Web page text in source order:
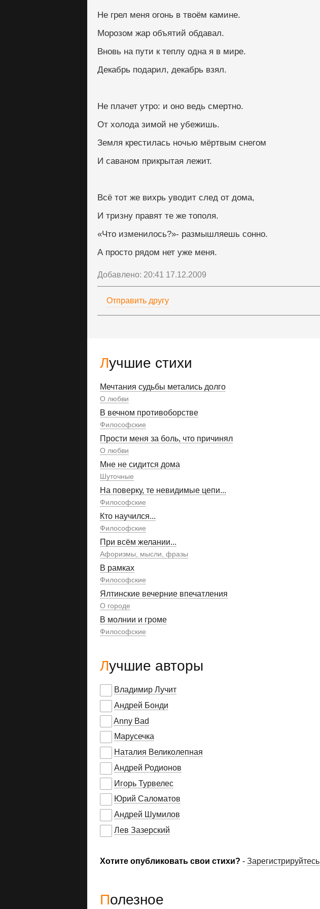
Лучшие стихи
Мечтания судьбы метались долго
О любви
В вечном противоборстве
Философские
Прости меня за боль, что причинял
О любви
Мне не сидится дома
Шуточные
На поверку, те невидимые цепи...
Философские
Кто научился...
Философские
При всём желании...
Афоризмы, мысли, фразы
В рамках
Философские
Ялтинские вечерние впечатления
О городе
В молнии и громе
Философские
Лучшие авторы
Владимир Лучит
Андрей Бонди
Anny Bad
Марусечка
Наталия Великолепная
Андрей Родионов
Игорь Турвелес
Юрий Саломатов
Андрей Шумилов
Лев Зазерский
Хотите опубликовать свои стихи? - Зарегистрируйтесь
Не грел меня огонь в твоём камине.
Морозом жар объятий обдавал.
Вновь на пути к теплу одна я в мире.
Декабрь подарил, декабрь взял.
Не плачет утро: и оно ведь смертно.
От холода зимой не убежишь.
Земля крестилась ночью мёртвым снегом
И саваном прикрытая лежит.
Всё тот же вихрь уводит след от дома,
И тризну правят те же тополя.
«Что изменилось?»- размышляешь сонно.
А просто рядом нет уже меня.
Добавлено: 20:41 17.12.2009
Отправить другу
Полезное